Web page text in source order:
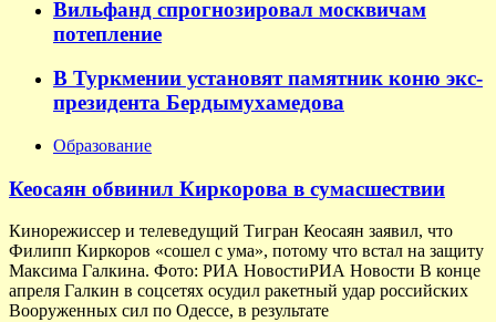
Вильфанд спрогнозировал москвичам
потепление
В Туркмении установят памятник коню экс-
президента Бердымухамедова
Образование
Кеосаян обвинил Киркорова в сумасшествии
Кинорежиссер и телеведущий Тигран Кеосаян заявил, что
Филипп Киркоров «сошел с ума», потому что встал на защиту
Максима Галкина. Фото: РИА НовостиРИА Новости В конце
апреля Галкин в соцсетях осудил ракетный удар российских
Вооруженных сил по Одессе, в результате